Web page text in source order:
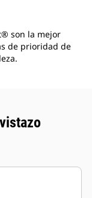
son la mejor
de prioridad de